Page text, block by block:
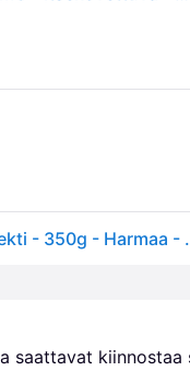
Staedtler FIMO
saattavat kiinnostaa